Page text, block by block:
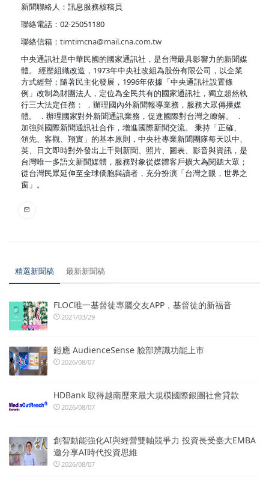
新聞聯絡人：訊息服務核稿員
聯絡電話：02-25051180
聯絡信箱： timtimcna@mail.cna.com.tw
中央通訊社是中華民國的國家通訊社，是台灣最具影響力的新聞媒
體。 經歷組織改造，1973年中央社改組為股份有限公司，以企業
方式經營；隨著民主化發展，1996年依據「中央通訊社設置條
例」改制為財團法人，定位為全民共有的國家通訊社，獨立超然執
行三大法定任務： ．辦理國內外新聞報導業務，服務大眾傳播媒
體。 ．辦理國家對外新聞通訊業務，促進國際對台灣之瞭解。 ．
加強與國際新聞通訊社合作，增進國際新聞交流。 秉持「正確、
領先、客觀、翔實」的基本原則，中央社專業新聞團隊每天以中、
英、日文即時對外發出上千則新聞、照片、圖表、影音與資訊，是
台灣唯一多語文新聞媒體，服務對象從媒體客戶擴大為閱聽大眾；
從台灣民眾延伸至全球僑胞與讀者，充分扮演「台灣之眼，世界之
窗」。
精選新聞稿 最新新聞稿
FLOC唯一基督徒專屬交友APP，基督徒的新福音
2021/03/29
鎧應 AudienceSense 臉部辨識功能上市
2026/08/07
HDBank 取得越南歷來最大規模國際銀團社會貸款
2026/08/07
創智動能強化AI與經營雙軸競爭力 投資長受臺大EMBA
邀分享AI時代投資思維
2026/08/07